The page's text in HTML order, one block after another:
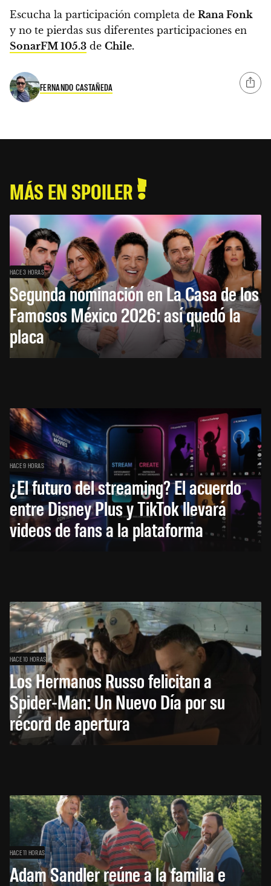
Escucha la participación completa de Rana Fonk
y no te pierdas sus diferentes participaciones en
SonarFM 105.3 de Chile.
FERNANDO CASTAÑEDA
MÁS EN SPOILER
HACE 3 HORAS
Segunda nominación en La Casa de los
Famosos México 2026: así quedó la
placa
HACE 9 HORAS
¿El futuro del streaming? El acuerdo
entre Disney Plus y TikTok llevará
videos de fans a la plataforma
HACE 10 HORAS
Los Hermanos Russo felicitan a
Spider-Man: Un Nuevo Día por su
récord de apertura
HACE 11 HORAS
Adam Sandler reúne a la familia e